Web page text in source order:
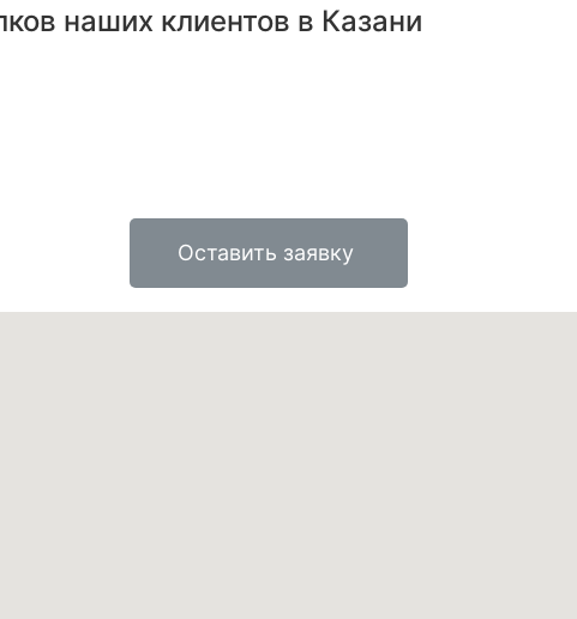
наших клиентов в Казани
Оставить заявку